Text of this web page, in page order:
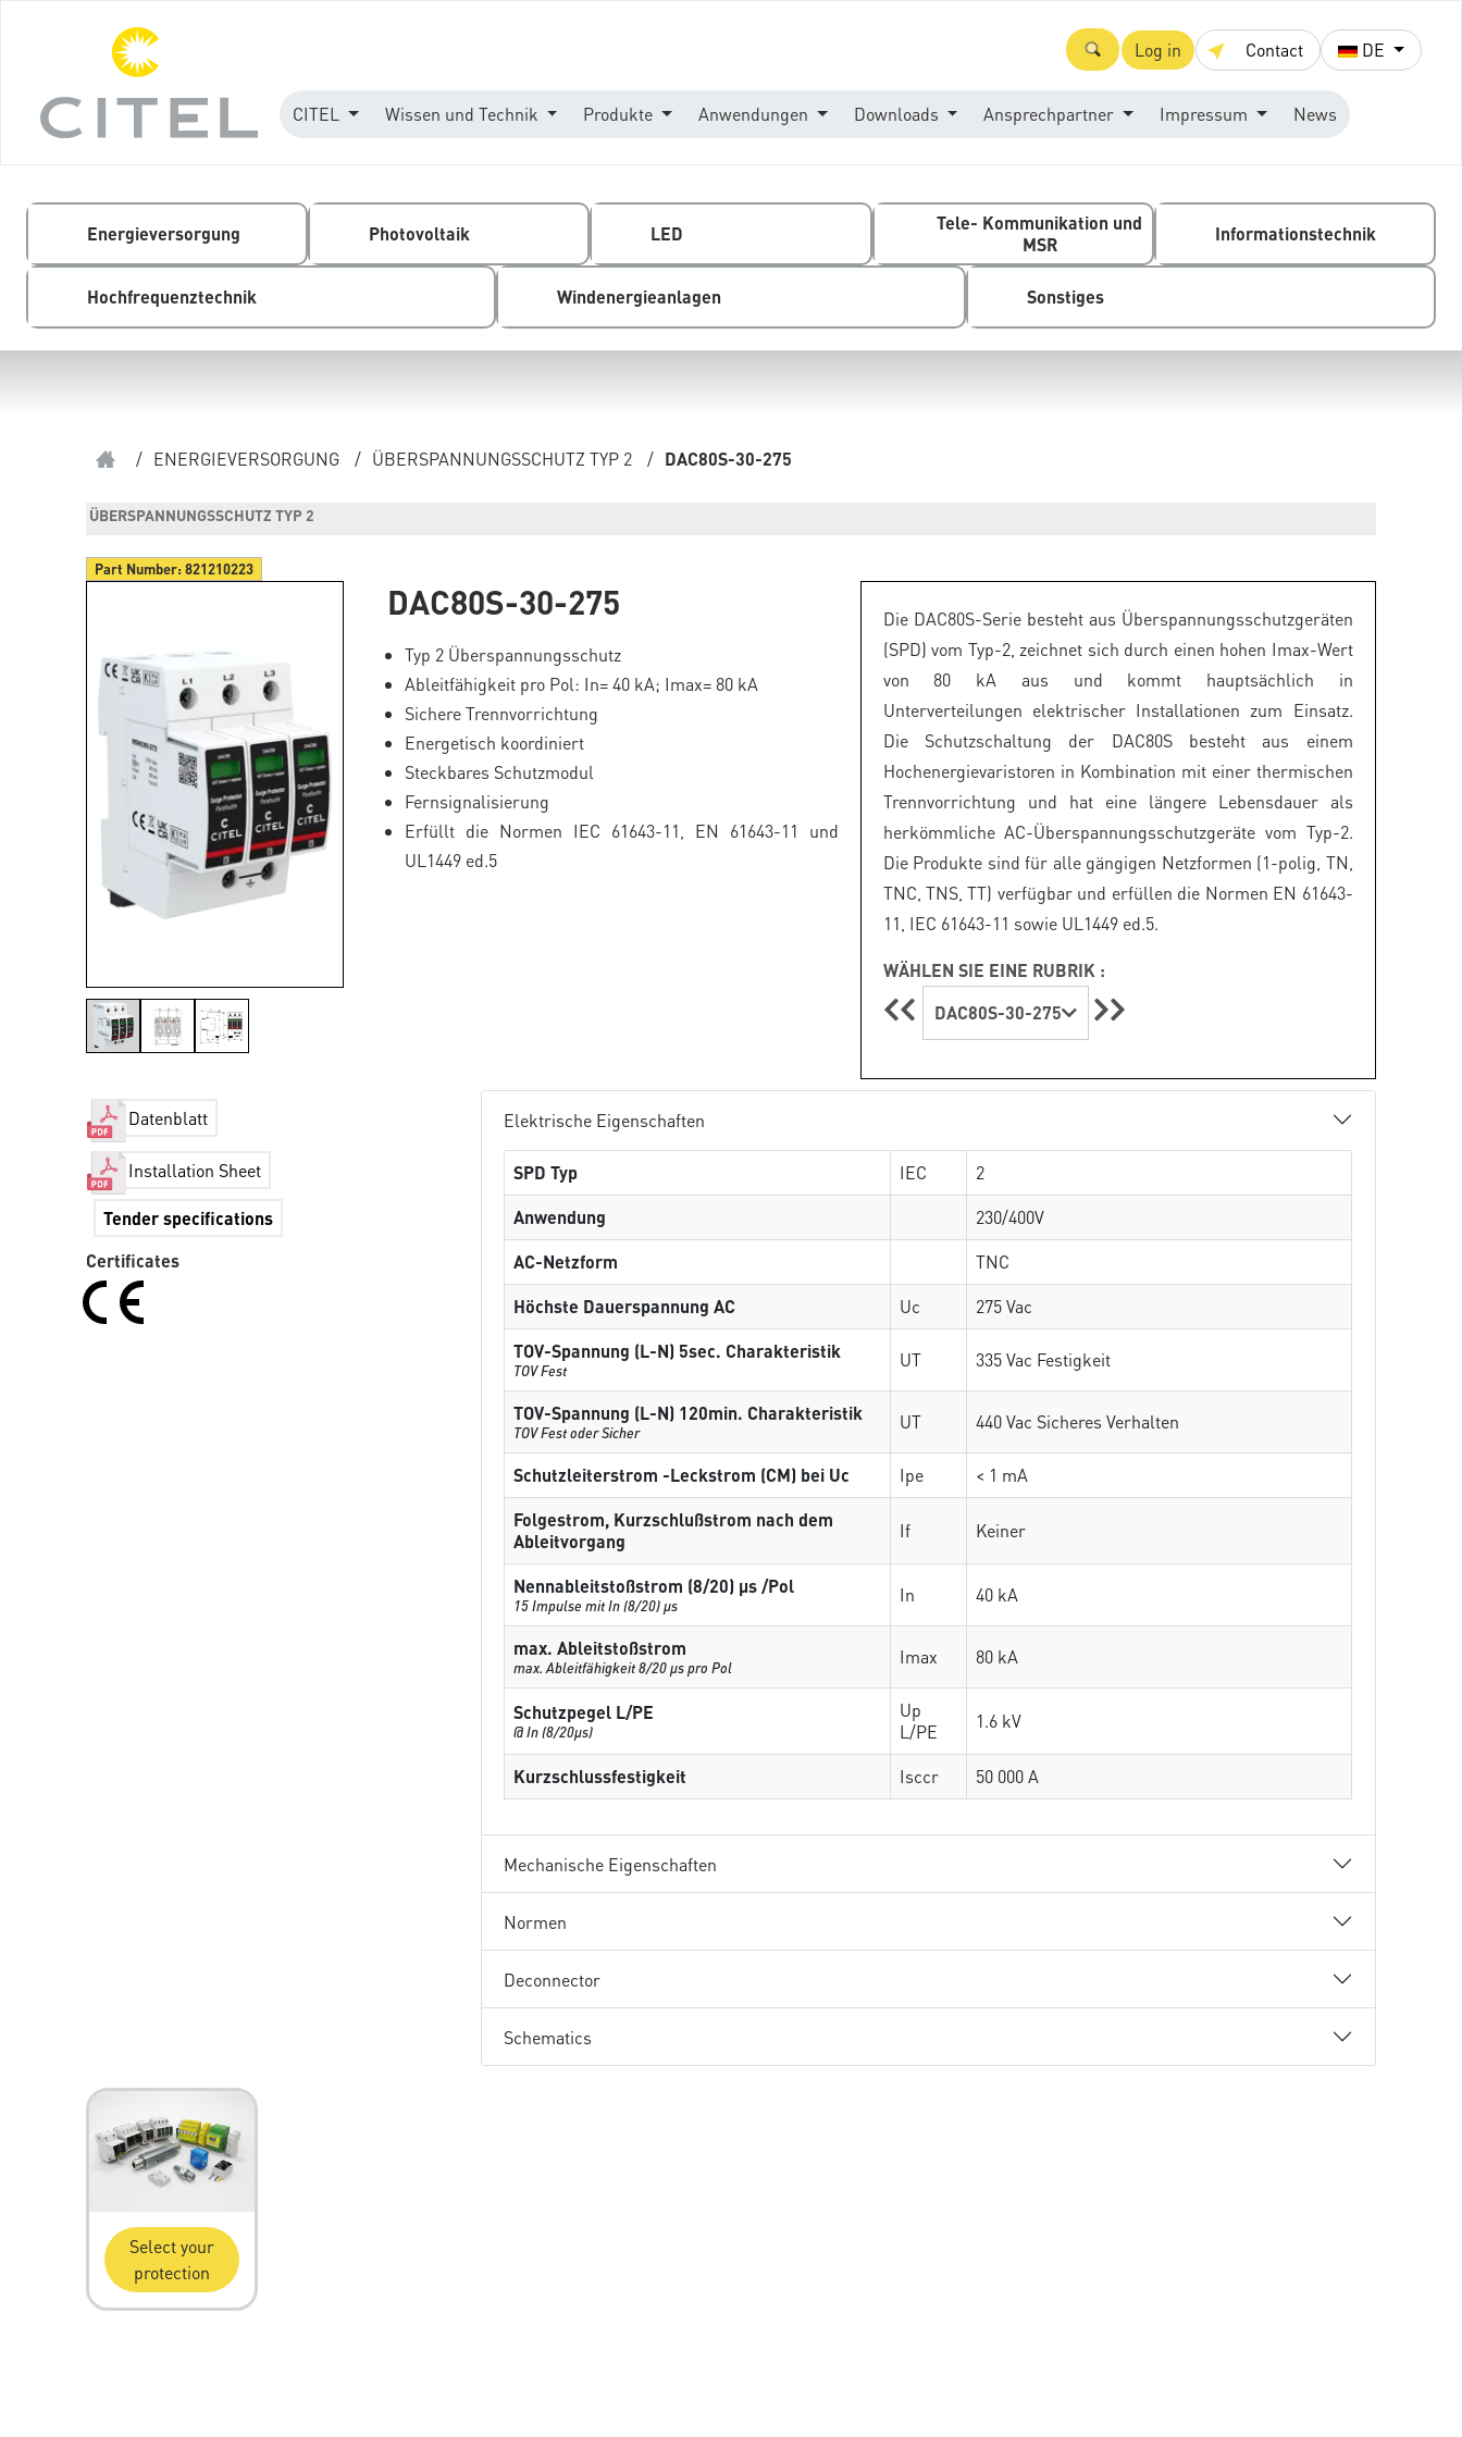
Log in Contact DE
CITEL Wissen und Technik Produkte Anwendungen Downloads Ansprechpartner Impressum News
Energieversorgung Photovoltaik LED
Tele- Kommunikation und
MSR
Informationstechnik
Hochfrequenztechnik Windenergieanlagen Sonstiges
/ ENERGIEVERSORGUNG / ÜBERSPANNUNGSSCHUTZ TYP 2 / DAC80S-30-275
ÜBERSPANNUNGSSCHUTZ TYP 2
Part Number:821210223
DAC80S-30-275
Typ 2 Überspannungsschutz
Ableitfähigkeit pro Pol: In= 40 kA; Imax= 80 kA
Sichere Trennvorrichtung
Energetisch koordiniert
Steckbares Schutzmodul
Fernsignalisierung
Erfüllt die Normen IEC 61643-11, EN 61643-11 und
UL1449 ed.5
Die DAC80S-Serie besteht aus Überspannungsschutzgeräten
(SPD) vom Typ-2, zeichnet sich durch einen hohen Imax-Wert
von 80 kA aus und kommt hauptsächlich in
Unterverteilungen elektrischer Installationen zum Einsatz.
Die Schutzschaltung der DAC80S besteht aus einem
Hochenergievaristoren in Kombination mit einer thermischen
Trennvorrichtung und hat eine längere Lebensdauer als
herkömmliche AC-Überspannungsschutzgeräte vom Typ-2.
Die Produkte sind für alle gängigen Netzformen (1-polig, TN,
TNC, TNS, TT) verfügbar und erfüllen die Normen EN 61643-
11, IEC 61643-11 sowie UL1449 ed.5.
WÄHLEN SIE EINE RUBRIK :
DAC80S-30-275
Datenblatt
Installation Sheet
Tender specifications
Certificates
Elektrische Eigenschaften
SPD Typ IEC
2
Anwendung
230/400V
AC-Netzform
TNC
Höchste Dauerspannung AC
Uc
275 Vac
TOV-Spannung (L-N) 5sec. Charakteristik
TOV Fest UT 335 Vac Festigkeit
TOV-Spannung (L-N) 120min. Charakteristik
TOV Fest oder Sicher UT 440 Vac Sicheres Verhalten
Schutzleiterstrom -Leckstrom (CM) bei Uc Ipe
< 1 mA
Folgestrom, Kurzschlußstrom nach dem
Ableitvorgang
If Keiner
Nennableitstoßstrom (8/20) µs /Pol
15 Impulse mit In (8/20) µs In 40 kA
max. Ableitstoßstrom
max. Ableitfähigkeit 8/20 µs pro Pol Imax 80 kA
Schutzpegel L/PE
@ In (8/20µs)
Up
L/PE
1.6 kV
Kurzschlussfestigkeit Isccr 50 000 A
Mechanische Eigenschaften
Normen
Deconnector
Schematics
Select your
protection